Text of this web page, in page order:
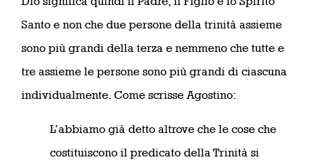
Santo e non che due persone della trinità assieme
sono più grandi della terza e nemmeno che tutte e
tre assieme le persone sono più grandi di ciascuna
individualmente. Come scrisse Agostino:
L’abbiamo già detto altrove che le cose che
costituiscono il predicato della Trinità si